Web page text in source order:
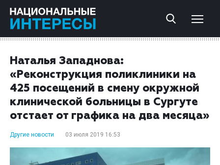
Наталья Западнова:
«Реконструкция поликлиники на
425 посещений в смену окружной
клинической больницы в Сургуте
отстает от графика на два месяца»
Другие новости 03 июля 2019 16:53